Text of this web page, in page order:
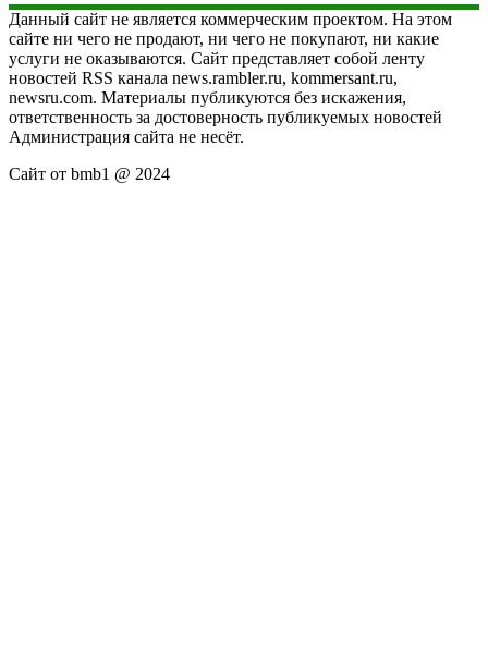
Данный сайт не является коммерческим проектом. На этом
сайте ни чего не продают, ни чего не покупают, ни какие
услуги не оказываются. Сайт представляет собой ленту
новостей RSS канала news.rambler.ru, kommersant.ru,
newsru.com. Материалы публикуются без искажения,
ответственность за достоверность публикуемых новостей
Администрация сайта не несёт.
Сайт от bmb1 @ 2024